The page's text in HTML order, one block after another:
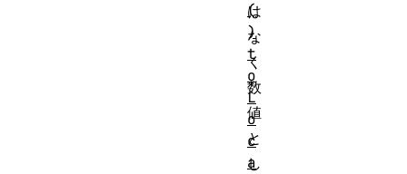
は
な
く
数
値
と
し
(
)
t
o
L
o
c
a